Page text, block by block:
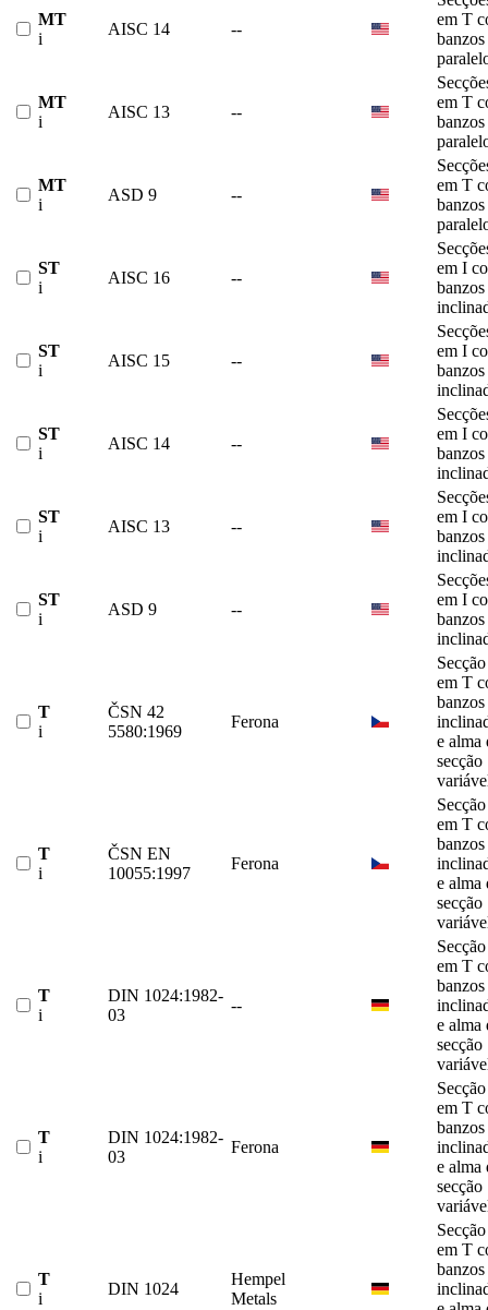
MT
i
AISC 14 --
em T
banzos
MT
i
AISC 13 --
em T
banzos
MT
i
ASD 9 --
em T
banzos
ST
i
AISC 16 --
em I
banzos
ST
i
AISC 15 --
em I
banzos
ST
i
AISC 14 --
em I
banzos
ST
i
AISC 13 --
em I
banzos
ST
i
ASD 9 --
em I
banzos
T
i
ČSN 42
5580:1969
Ferona
Secção
em T
banzos
e alma
secção
T
i
ČSN EN
10055:1997
Ferona
Secção
em T
banzos
e alma
secção
T
i
DIN 1024:1982-
03
--
Secção
em T
banzos
e alma
secção
T
i
DIN 1024:1982-
03
Ferona
Secção
em T
banzos
e alma
secção
T
i
DIN 1024
Hempel
Metals
Secção
em T
banzos